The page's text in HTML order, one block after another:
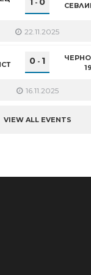
-
22.11.2025
0 - 1
16.11.2025
VIEW ALL EVENTS